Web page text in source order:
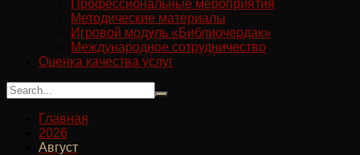
Профессиональные мероприятия
Методические материалы
Игровой модуль «Библиочердак»
Международное сотрудничество
Оценка качества услуг
Главная
2026
Август